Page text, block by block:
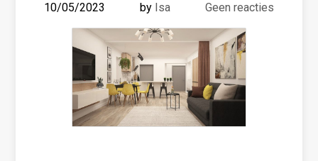
10/05/2023 by Isa Geen reacties